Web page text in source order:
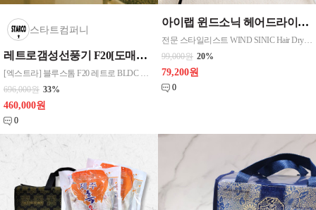
스타트컴퍼니
레트로갬성선풍기 F20[도매대박스20개]
[엑스트라] 블루스톰 F20 레트로 BLDC 벽걸이겸 탁상용 무선 선풍기
696,000원 33%
460,000원
0
아이랩 윈드소닉 헤어드라이어 화이트 블랙 드라이기 헤어드라이기
전문 스타일리스트 WIND SINIC Hair Dryer 음이온
99,000원 20%
79,200원
0